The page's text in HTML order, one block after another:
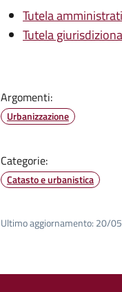
Tutela
Tutela
Argomenti:
Urbanizzazione
Categorie:
Catasto e urbanistica
Ultimo aggiornamento: 20/